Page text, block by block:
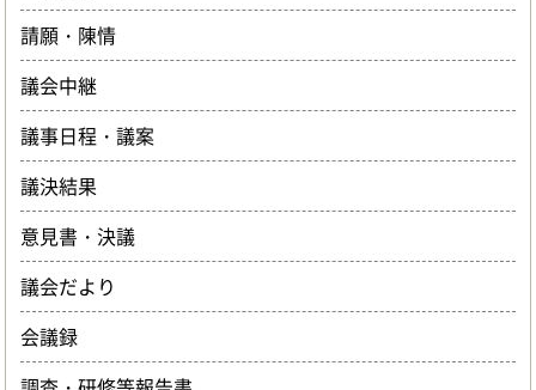
請願・陳情
議会中継
議事日程・議案
議決結果
意見書・決議
議会だより
会議録